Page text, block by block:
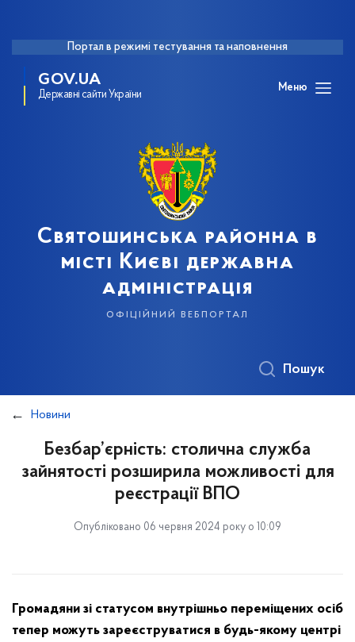
Портал в режимі тестування та наповнення
GOV.UA
Державні сайти України
Меню
Святошинська районна в
місті Києві державна
адміністрація
офіційний вебпортал
Пошук
Новини
Безбар’єрність: столична служба
зайнятості розширила можливості для
реєстрації ВПО
Опубліковано 06 червня 2024 року о 10:09
Громадяни зі статусом внутрішньо переміщених осіб
тепер можуть зареєструватися в будь-якому центрі